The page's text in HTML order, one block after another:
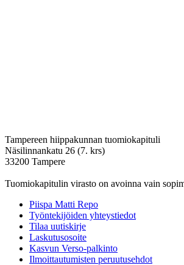
Tampereen hiippakunnan tuomiokapituli
Näsilinnankatu 26 (7. krs)
33200 Tampere
Tuomiokapitulin virasto on avoinna vain
Piispa Matti Repo
Työntekijöiden yhteystiedot
Tilaa uutiskirje
Laskutusosoite
Kasvun Verso-palkinto
Ilmoittautumisten peruutusehdot